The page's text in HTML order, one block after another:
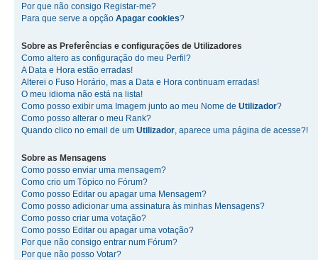
Por que não consigo Registar-me?
Para que serve a opção Apagar cookies?
Sobre as Preferências e configurações de Utilizadores
Como altero as configuração do meu Perfil?
A Data e Hora estão erradas!
Alterei o Fuso Horário, mas a Data e Hora continuam erradas!
O meu idioma não está na lista!
Como posso exibir uma Imagem junto ao meu Nome de Utilizador?
Como posso alterar o meu Rank?
Quando clico no email de um Utilizador, aparece uma página de acesse?!
Sobre as Mensagens
Como posso enviar uma mensagem?
Como crio um Tópico no Fórum?
Como posso Editar ou apagar uma Mensagem?
Como posso adicionar uma assinatura às minhas Mensagens?
Como posso criar uma votação?
Como posso Editar ou apagar uma votação?
Por que não consigo entrar num Fórum?
Por que não posso Votar?